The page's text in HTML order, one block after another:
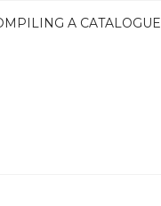
A CATALOGUE